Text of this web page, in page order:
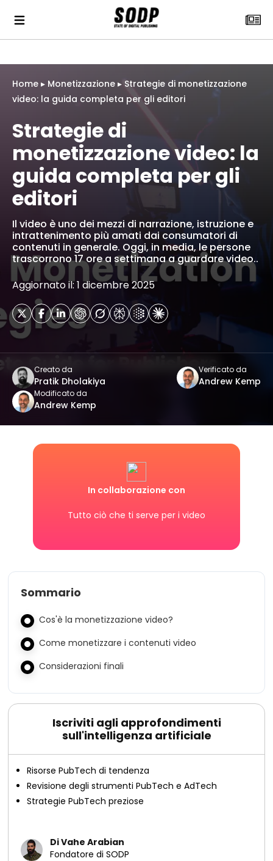
Home ▸ Monetizzazione ▸ Strategie di monetizzazione
video: la guida completa per gli editori
Strategie di
monetizzazione video: la
guida completa per gli
editori
Il video è uno dei mezzi di narrazione, istruzione e
intrattenimento più amati dai consumatori di
contenuti in generale. Oggi, in media, le persone
trascorrono 17 ore a settimana a guardare video..
Aggiornato il: 1 dicembre 2025
Creato da
Pratik Dholakiya
Verificato da
Andrew Kemp
Modificato da
Andrew Kemp
In collaborazione con
Tutto ciò che ti serve per i video
Sommario
Cos'è la monetizzazione video?
Come monetizzare i contenuti video
Considerazioni finali
Iscriviti agli approfondimenti
sull'intelligenza artificiale
Risorse PubTech di tendenza
Revisione degli strumenti PubTech e AdTech
Strategie PubTech preziose
Di Vahe Arabian
Fondatore di SODP